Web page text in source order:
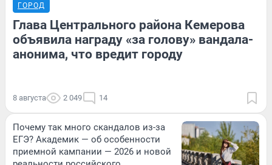
ГОРОД
Глава Центрального района Кемерова
объявила награду «за голову» вандала-
анонима, что вредит городу
8 августа 2 049 14
Почему так много скандалов из-за
ЕГЭ? Академик — об особенности
приемной кампании — 2026 и новой